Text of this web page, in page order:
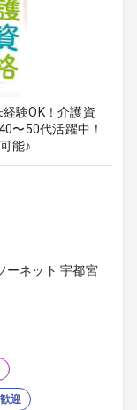
験OK！介護資
〜50代活躍中！
能♪
ーネット 宇都宮
迎